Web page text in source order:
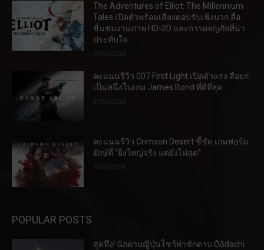
The Adventures of Elliot: The Millennium
Tales เปิดตัวพร้อมเสียงตอบรับเชิงบวก สื่อ
ชื่นชมงานภาพ HD-2D และการผจญภัยที่น่า
ประทับใจ
18/06/2026
คะแนนรีวิว 007 First Light เปิดตัวแรง สื่อยก
เป็นหนึ่งในเกม James Bond ที่ดีที่สุด
27/05/2026
คะแนนรีวิว Crimson Desert ชี้ชัด เกมฟอร์ม
ยักษ์ที่ “ยิ่งใหญ่จริง แต่ยังไม่สุด”
20/03/2026
POPULAR POSTS
สุดทึ่ง! นักดาบญี่ปุ่นโชว์ท่าชักดาบ Ōōdachi